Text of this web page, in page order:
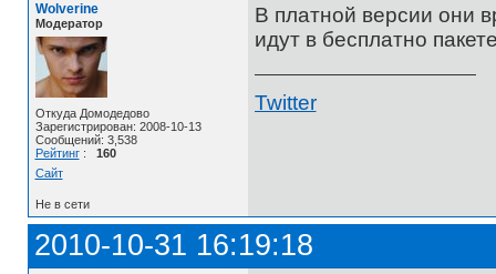
Wolverine
Модератор
Откуда Домодедово
Зарегистрирован: 2008-10-13
Сообщений: 3,538
Рейтинг: 160
Сайт
В платной версии они
идут в бесплатно
Twitter
Не в сети
2010-10-31 16:19:18